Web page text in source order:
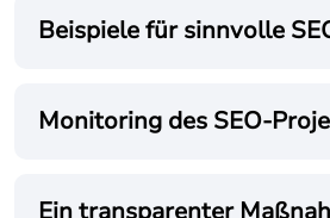
Beispiele für sinnvolle
Monitoring des SEO-
Ein transparenter